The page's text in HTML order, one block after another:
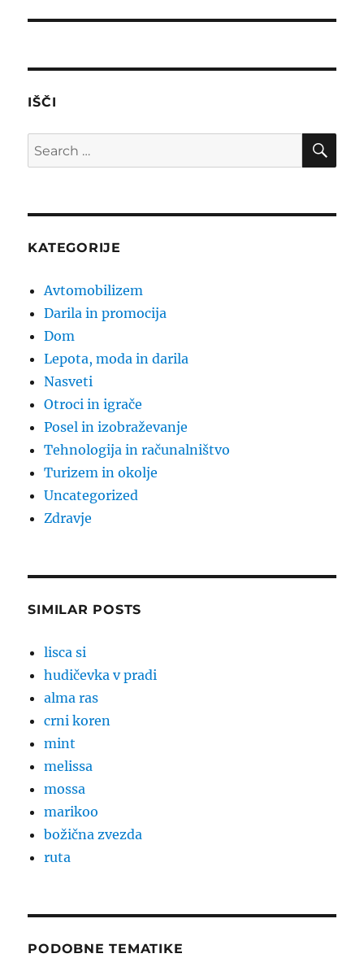
IŠČI
Search
for:
KATEGORIJE
Avtomobilizem
Darila in promocija
Dom
Lepota, moda in darila
Nasveti
Otroci in igrače
Posel in izobraževanje
Tehnologija in računalništvo
Turizem in okolje
Uncategorized
Zdravje
SIMILAR POSTS
lisca si
hudičevka v pradi
alma ras
crni koren
mint
melissa
mossa
marikoo
božična zvezda
ruta
PODOBNE TEMATIKE